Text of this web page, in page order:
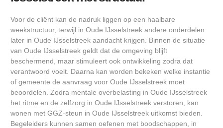
Voor de cliënt kan de nadruk liggen op een haalbare
weekstructuur, terwijl in Oude IJsselstreek andere onderdelen
later in Oude IJsselstreek aandacht krijgen. Binnen de situatie
van Oude IJsselstreek geldt dat de omgeving blijft
beschermend, maar stimuleert ook ontwikkeling zodra dat
verantwoord voelt. Daarna kan worden bekeken welke instantie
of gemeente de aanvraag voor Oude IJsselstreek moet
beoordelen. Zodra mentale overbelasting in Oude IJsselstreek
het ritme en de zelfzorg in Oude IJsselstreek verstoren, kan
wonen met GGZ-steun in Oude IJsselstreek uitkomst bieden.
Begeleiders kunnen samen oefenen met boodschappen, in